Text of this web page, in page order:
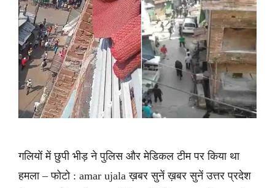
गलियों में छुपी भीड़ ने पुलिस और मेडिकल टीम पर किया था
हमला – फोटो : amar ujala ख़बर सुनें ख़बर सुनें उत्तर प्रदेश